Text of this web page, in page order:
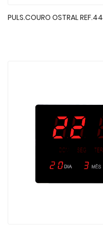
PULS.COURO OSTRAL REF.44